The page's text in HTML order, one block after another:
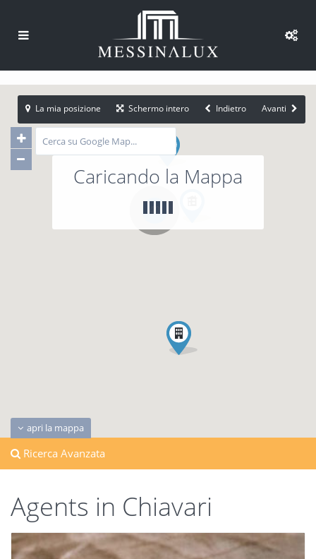
Caricando la Mappa
apri la mappa
La mia posizione Schermo intero Indietro Avanti
Ricerca Avanzata
Agents in Chiavari